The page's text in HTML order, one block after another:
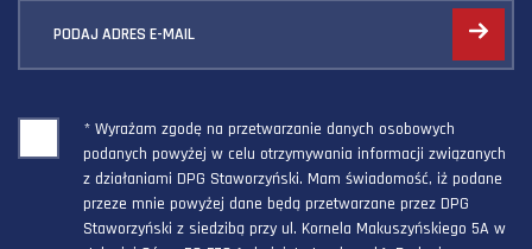
PODAJ ADRES E-MAIL
* Wyrażam zgodę na przetwarzanie danych osobowych
podanych powyżej w celu otrzymywania informacji związanych
z działaniami DPG Staworzyński. Mam świadomość, iż podane
przeze mnie powyżej dane będą przetwarzane przez DPG
Staworzyński z siedzibą przy ul. Kornela Makuszyńskiego 5A w